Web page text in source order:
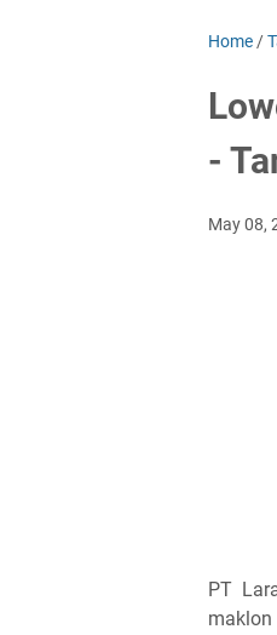
Home /
-
May 08,
PT
maklon